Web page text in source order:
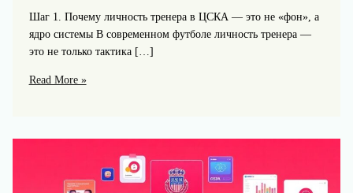
Шаг 1. Почему личность тренера в ЦСКА — это не «фон», а
ядро системы В современном футболе личность тренера —
это не только тактика […]
Личность
харизма
Read More »